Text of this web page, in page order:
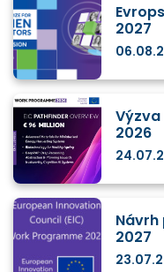
2027
Výzva
2026
2027